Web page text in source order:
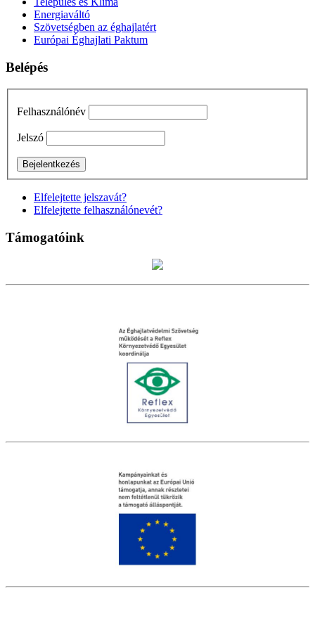
Energiaváltó
Szövetségben az éghajlatért
Európai Éghajlati Paktum
Belépés
Felhasználónév
Jelszó
Elfelejtette jelszavát?
Elfelejtette felhasználónevét?
Támogatóink